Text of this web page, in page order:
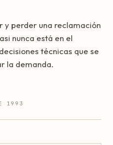
y perder una reclamación
nunca está en el
técnicas que se
la demanda.
1993